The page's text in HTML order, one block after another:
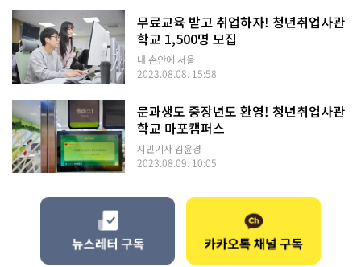
무료교육 받고 취업하자! 청년취업사관
학교 1,500명 모집
내 손안에 서울
2023.08.08. 15:58
문과생도 중장년도 환영! 청년취업사관
학교 마포캠퍼스
시민기자 김윤경
2023.08.09. 10:05